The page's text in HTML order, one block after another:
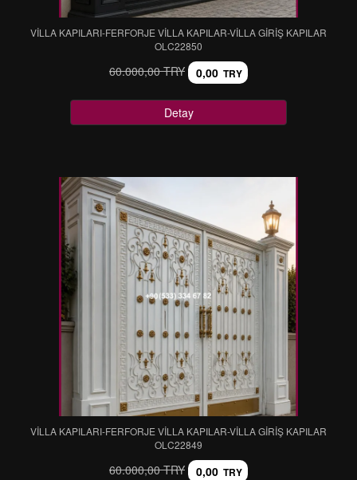
VİLLA KAPILARI-FERFORJE VİLLA KAPILAR-VİLLA GİRİŞ KAPILAR
OLC22850
60.000,00 TRY 0,00 TRY
Detay
VİLLA KAPILARI-FERFORJE VİLLA KAPILAR-VİLLA GİRİŞ KAPILAR
OLC22849
60.000,00 TRY 0,00 TRY